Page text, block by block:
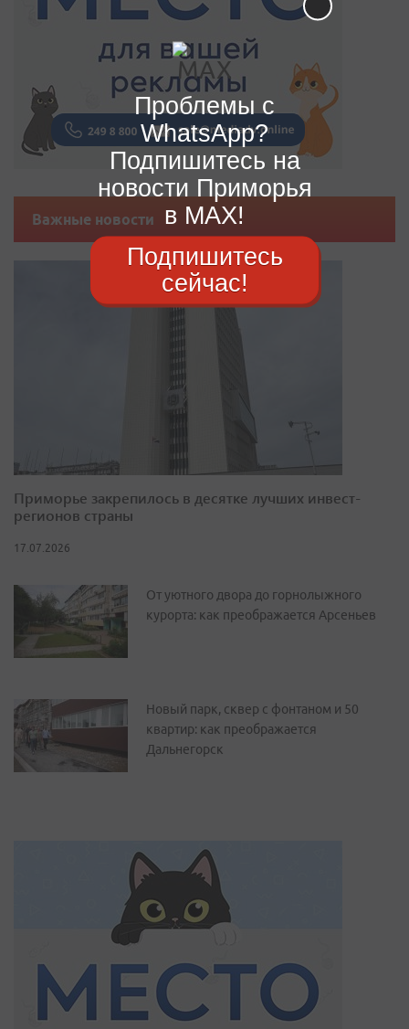
Важные новости
Приморье закрепилось в десятке лучших инвест-
регионов страны
17.07.2026
От уютного двора до горнолыжного
курорта: как преображается Арсеньев
Новый парк, сквер с фонтаном и 50
квартир: как преображается
Дальнегорск
Проблемы с
WhatsApp?
Подпишитесь на
новости Приморья
в MAX!
Подпишитесь
сейчас!